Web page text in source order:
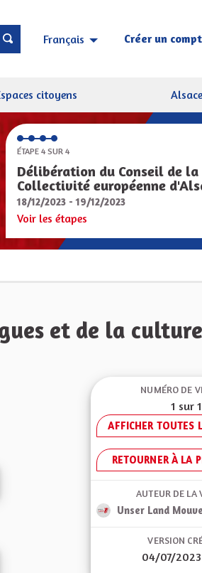
Français Choisir la langue
Créer un
citoyens
ÉTAPE 4 SUR 4
Délibération du Conseil de la
Collectivité européenne
18/12/2023 - 19/12/2023
Voir les étapes
et de la culture
NUMÉRO DE
1 sur 1
AFFICHER TOUTES
RETOURNER À LA
AUTEUR DE LA
Unser Land
VERSION
04/07/